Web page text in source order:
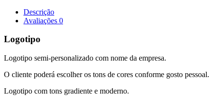
Descrição
Avaliações 0
Logotipo
Logotipo semi-personalizado com nome da empresa.
O cliente poderá escolher os tons de cores conforme gosto pessoal.
Logotipo com tons gradiente e moderno.